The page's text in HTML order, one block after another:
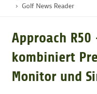
GOLFTURNIERE
Golf News Reader
Approach R50
kombiniert
Monitor und